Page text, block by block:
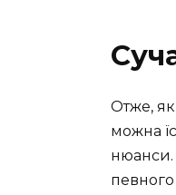
Отже,
можна
нюанси.